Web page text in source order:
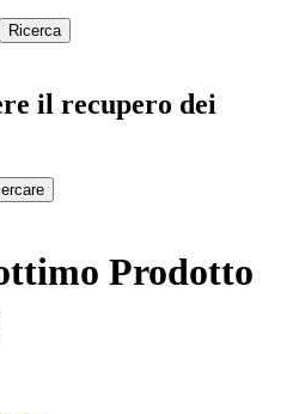
il recupero dei
Prodotto